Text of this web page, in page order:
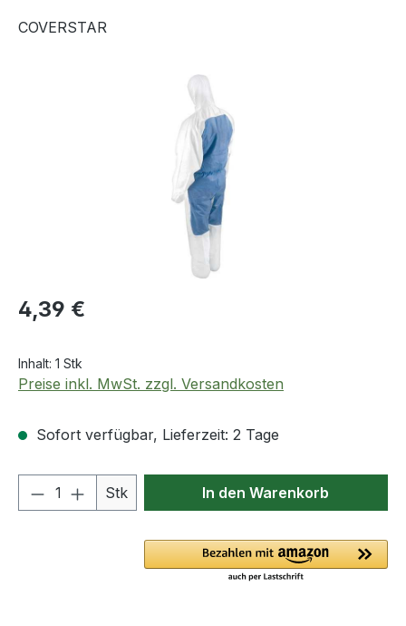
COVERSTAR
Bildergalerie überspringen
Regulärer Preis:
4,39 €
Inhalt: 1 Stk
Preise inkl. MwSt. zzgl. Versandkosten
Sofort verfügbar, Lieferzeit: 2 Tage
Produkt Anzahl: Gib den
Stk In den Warenkorb